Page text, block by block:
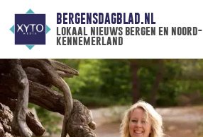
BERGENSDAGBLAD.NL
lokaal nieuws bergen en noord-
kennemerland